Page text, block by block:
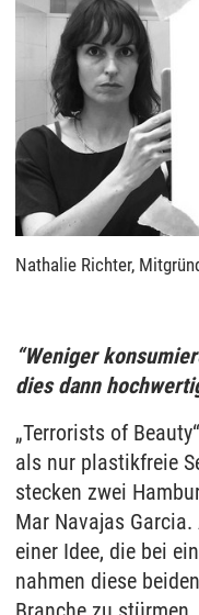
Nathalie Richter,
“Weniger
dies dann
„Terrorists of
als nur plastikfreie
stecken zwei
Mar Navajas
einer Idee, die bei
nahmen diese